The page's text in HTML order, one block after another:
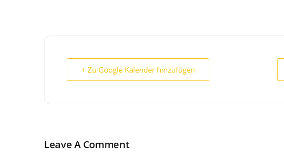
+ Zu Google Kalender hinzufügen
Leave A Comment